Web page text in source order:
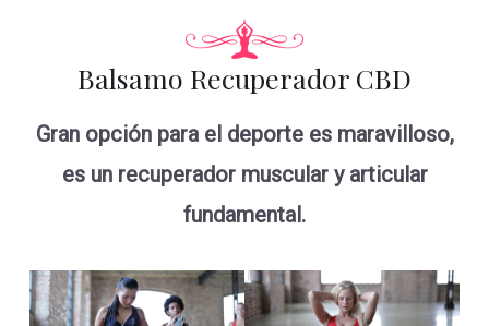
Balsamo Recuperador CBD
Gran opción para el deporte es maravilloso,
es un recuperador muscular y articular
fundamental.